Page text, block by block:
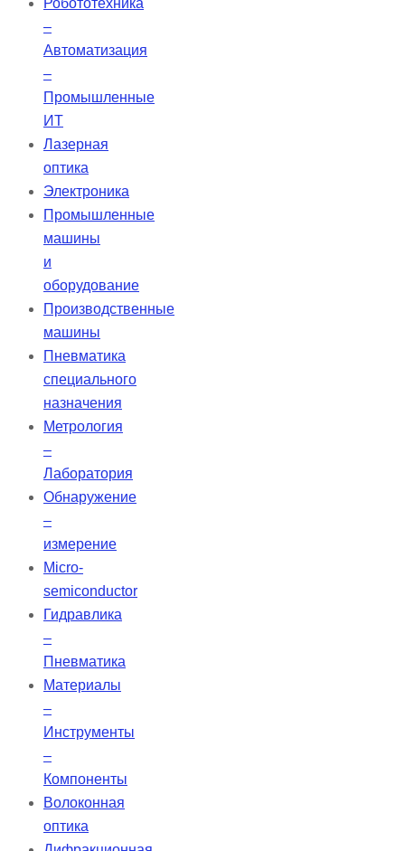
Робототехника
–
Автоматизация
–
Промышленные
ИТ
Лазерная
оптика
Электроника
Промышленные
машины
и
оборудование
Производственные
машины
Пневматика
специального
назначения
Метрология
–
Лаборатория
Обнаружение
–
измерение
Micro-
semiconductor
Гидравлика
–
Пневматика
Материалы
–
Инструменты
–
Компоненты
Волоконная
оптика